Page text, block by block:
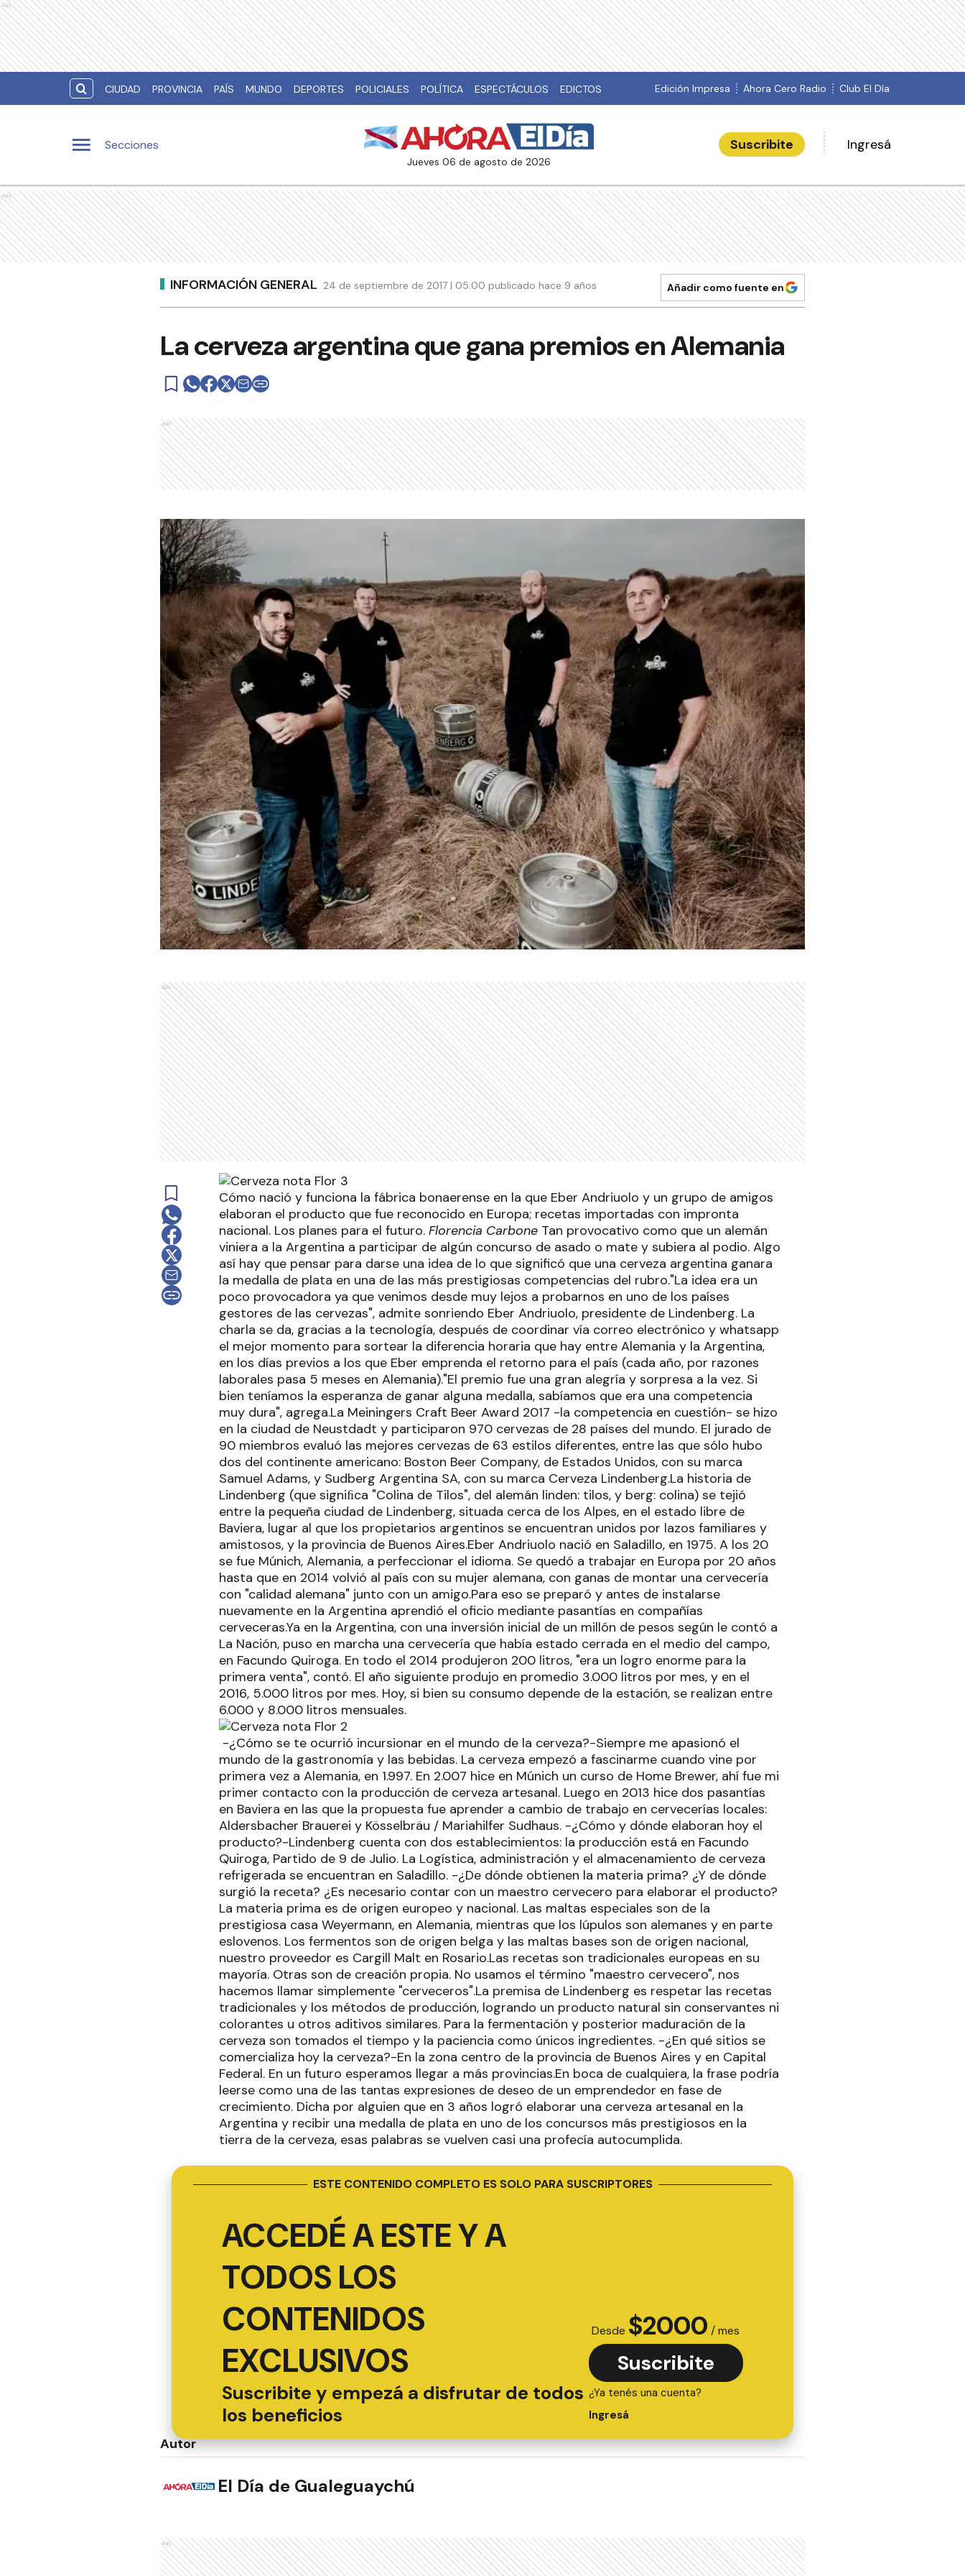
Ads
CIUDAD PROVINCIA PAÍS MUNDO DEPORTES POLICIALES POLÍTICA ESPECTÁCULOS EDICTOS Edición Impresa Ahora Cero Radio Club El Día
Secciones
jueves 06 de agosto de 2026
Suscribite Ingresá
Ads
INFORMACIÓN GENERAL 24 de septiembre de 2017 | 05:00 publicado hace 9 años Añadir como fuente en
La cerveza argentina que gana premios en Alemania
Ads
Ads
Cómo nació y funciona la fábrica bonaerense en la que Eber Andriuolo y un grupo de amigos
elaboran el producto que fue reconocido en Europa; recetas importadas con impronta
nacional. Los planes para el futuro. Florencia Carbone Tan provocativo como que un alemán
viniera a la Argentina a participar de algún concurso de asado o mate y subiera al podio. Algo
así hay que pensar para darse una idea de lo que significó que una cerveza argentina ganara
la medalla de plata en una de las más prestigiosas competencias del rubro."La idea era un
poco provocadora ya que venimos desde muy lejos a probarnos en uno de los países
gestores de las cervezas", admite sonriendo Eber Andriuolo, presidente de Lindenberg. La
charla se da, gracias a la tecnología, después de coordinar vía correo electrónico y whatsapp
el mejor momento para sortear la diferencia horaria que hay entre Alemania y la Argentina,
en los días previos a los que Eber emprenda el retorno para el país (cada año, por razones
laborales pasa 5 meses en Alemania)."El premio fue una gran alegría y sorpresa a la vez. Si
bien teníamos la esperanza de ganar alguna medalla, sabíamos que era una competencia
muy dura", agrega.La Meiningers Craft Beer Award 2017 -la competencia en cuestión- se hizo
en la ciudad de Neustdadt y participaron 970 cervezas de 28 países del mundo. El jurado de
90 miembros evaluó las mejores cervezas de 63 estilos diferentes, entre las que sólo hubo
dos del continente americano: Boston Beer Company, de Estados Unidos, con su marca
Samuel Adams, y Sudberg Argentina SA, con su marca Cerveza Lindenberg.La historia de
Lindenberg (que signiﬁca "Colina de Tilos", del alemán linden: tilos, y berg: colina) se tejió
entre la pequeña ciudad de Lindenberg, situada cerca de los Alpes, en el estado libre de
Baviera, lugar al que los propietarios argentinos se encuentran unidos por lazos familiares y
amistosos, y la provincia de Buenos Aires.Eber Andriuolo nació en Saladillo, en 1975. A los 20
se fue Múnich, Alemania, a perfeccionar el idioma. Se quedó a trabajar en Europa por 20 años
hasta que en 2014 volvió al país con su mujer alemana, con ganas de montar una cervecería
con "calidad alemana" junto con un amigo.Para eso se preparó y antes de instalarse
nuevamente en la Argentina aprendió el oficio mediante pasantías en compañías
cerveceras.Ya en la Argentina, con una inversión inicial de un millón de pesos según le contó a
La Nación, puso en marcha una cervecería que había estado cerrada en el medio del campo,
en Facundo Quiroga. En todo el 2014 produjeron 200 litros, "era un logro enorme para la
primera venta", contó. El año siguiente produjo en promedio 3.000 litros por mes, y en el
2016, 5.000 litros por mes. Hoy, si bien su consumo depende de la estación, se realizan entre
6.000 y 8.000 litros mensuales.
-¿Cómo se te ocurrió incursionar en el mundo de la cerveza?-Siempre me apasionó el
mundo de la gastronomía y las bebidas. La cerveza empezó a fascinarme cuando vine por
primera vez a Alemania, en 1.997. En 2.007 hice en Múnich un curso de Home Brewer, ahí fue mi
primer contacto con la producción de cerveza artesanal. Luego en 2013 hice dos pasantías
en Baviera en las que la propuesta fue aprender a cambio de trabajo en cervecerías locales:
Aldersbacher Brauerei y Kösselbräu / Mariahilfer Sudhaus. -¿Cómo y dónde elaboran hoy el
producto?-Lindenberg cuenta con dos establecimientos: la producción está en Facundo
Quiroga, Partido de 9 de Julio. La Logística, administración y el almacenamiento de cerveza
refrigerada se encuentran en Saladillo. -¿De dónde obtienen la materia prima? ¿Y de dónde
surgió la receta? ¿Es necesario contar con un maestro cervecero para elaborar el producto?
La materia prima es de origen europeo y nacional. Las maltas especiales son de la
prestigiosa casa Weyermann, en Alemania, mientras que los lúpulos son alemanes y en parte
eslovenos. Los fermentos son de origen belga y las maltas bases son de origen nacional,
nuestro proveedor es Cargill Malt en Rosario.Las recetas son tradicionales europeas en su
mayoría. Otras son de creación propia. No usamos el término "maestro cervecero", nos
hacemos llamar simplemente "cerveceros".La premisa de Lindenberg es respetar las recetas
tradicionales y los métodos de producción, logrando un producto natural sin conservantes ni
colorantes u otros aditivos similares. Para la fermentación y posterior maduración de la
cerveza son tomados el tiempo y la paciencia como únicos ingredientes. -¿En qué sitios se
comercializa hoy la cerveza?-En la zona centro de la provincia de Buenos Aires y en Capital
Federal. En un futuro esperamos llegar a más provincias.En boca de cualquiera, la frase podría
leerse como una de las tantas expresiones de deseo de un emprendedor en fase de
crecimiento. Dicha por alguien que en 3 años logró elaborar una cerveza artesanal en la
Argentina y recibir una medalla de plata en uno de los concursos más prestigiosos en la
tierra de la cerveza, esas palabras se vuelven casi una profecía autocumplida.
ESTE CONTENIDO COMPLETO ES SOLO PARA SUSCRIPTORES
ACCEDÉ A ESTE Y A
TODOS LOS
CONTENIDOS
EXCLUSIVOS
Suscribite y empezá a disfrutar de todos
los beneficios
Desde $2000 / mes
Suscribite
¿Ya tenés una cuenta?
Ingresá
Autor
El Día de Gualeguaychú
Ads